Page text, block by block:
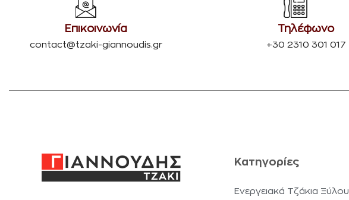
Επικοινωνία
contact@tzaki-giannoudis.gr
Τηλέφωνο
+30 2310 301 017
Κατηγορίες
Ενεργειακά Τζάκια Ξύλου